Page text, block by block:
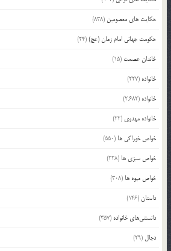
حکایت های معصومین (838)
حکومت جهانی امام زمان (عج)(24)
خاندان عصمت (15)
خانواده (227)
خانواده (2,682)
خانواده مهدوی (22)
خواص خوراکی ها (550)
خواص سبزی ها (228)
خواص میوه ها (308)
داستان(146)
دانستنی‌های خانواده (357)
دجال (29)